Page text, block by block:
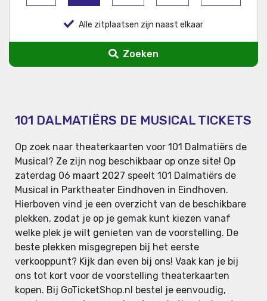
Alle zitplaatsen zijn naast elkaar
Zoeken
101 DALMATIËRS DE MUSICAL TICKETS
Op zoek naar theaterkaarten voor 101 Dalmatiërs de
Musical? Ze zijn nog beschikbaar op onze site! Op
zaterdag 06 maart 2027 speelt 101 Dalmatiërs de
Musical in Parktheater Eindhoven in Eindhoven.
Hierboven vind je een overzicht van de beschikbare
plekken, zodat je op je gemak kunt kiezen vanaf
welke plek je wilt genieten van de voorstelling. De
beste plekken misgegrepen bij het eerste
verkooppunt? Kijk dan even bij ons! Vaak kan je bij
ons tot kort voor de voorstelling theaterkaarten
kopen. Bij GoTicketShop.nl bestel je eenvoudig,